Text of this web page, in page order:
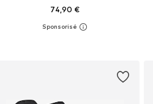
74,90 €
Disponible en plusieurs tailles